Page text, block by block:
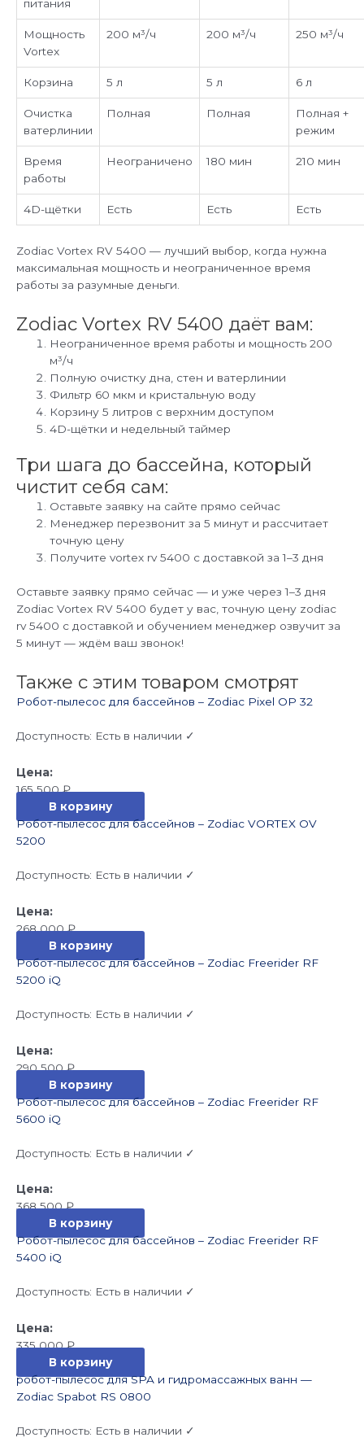
питания
Мощность
Vortex
200 м³/ч 200 м³/ч 250 м³/ч
Корзина 5 л 5 л 6 л
Очистка
ватерлинии
Полная Полная
Полная +
режим
Время
работы
Неограничено 180 мин 210 мин
4D-щётки Есть Есть Есть
Zodiac Vortex RV 5400 — лучший выбор, когда нужна
максимальная мощность и неограниченное время
работы за разумные деньги.
Zodiac Vortex RV 5400 даёт вам:
Неограниченное время работы и мощность 200
м³/ч
Полную очистку дна, стен и ватерлинии
Фильтр 60 мкм и кристальную воду
Корзину 5 литров с верхним доступом
4D-щётки и недельный таймер
Три шага до бассейна, который
чистит себя сам:
Оставьте заявку на сайте прямо сейчас
Менеджер перезвонит за 5 минут и рассчитает
точную цену
Получите vortex rv 5400 с доставкой за 1–3 дня
Оставьте заявку прямо сейчас — и уже через 1–3 дня
Zodiac Vortex RV 5400 будет у вас, точную цену zodiac
rv 5400 с доставкой и обучением менеджер озвучит за
5 минут — ждём ваш звонок!
Также с этим товаром смотрят
Робот-пылесос для бассейнов – Zodiac Pixel OP 32
Доступность: Есть в наличии ✓
165 500₽
В корзину
Робот-пылесос для бассейнов – Zodiac VORTEX OV
5200
Доступность: Есть в наличии ✓
268 000₽
В корзину
Робот-пылесос для бассейнов – Zodiac Freerider RF
5200 iQ
Доступность: Есть в наличии ✓
290 500₽
В корзину
Робот-пылесос для бассейнов – Zodiac Freerider RF
5600 iQ
Доступность: Есть в наличии ✓
368 500₽
В корзину
Робот-пылесос для бассейнов – Zodiac Freerider RF
5400 iQ
Доступность: Есть в наличии ✓
335 000₽
В корзину
робот-пылесос для SPA и гидромассажных ванн —
Zodiac Spabot RS 0800
Доступность: Есть в наличии ✓